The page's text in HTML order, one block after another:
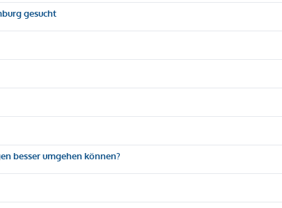
gesucht
besser umgehen können?